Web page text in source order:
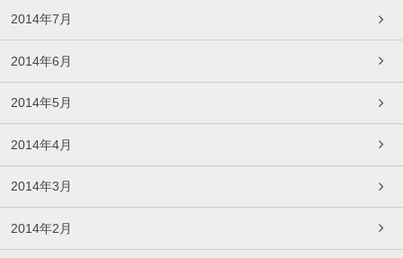
2014年7月
2014年6月
2014年5月
2014年4月
2014年3月
2014年2月